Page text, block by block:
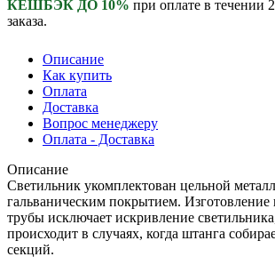
КЕШБЭК ДО 10% при оплате в течении
заказа.
Описание
Как купить
Оплата
Доставка
Вопрос менеджеру
Оплата - Доставка
Описание
Светильник укомплектован цельной
гальваническим покрытием. Изготовление
трубы исключает искривление
происходит в случаях, когда штанга
секций.